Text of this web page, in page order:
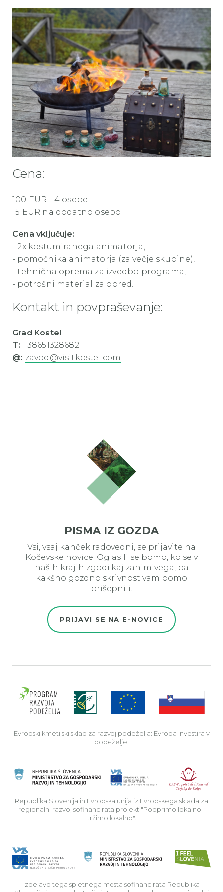
Cena:
100 EUR - 4 osebe
15 EUR na dodatno osebo
Cena vključuje:
- 2x kostumiranega animatorja,
- pomočnika animatorja (za večje skupine),
- tehnična oprema za izvedbo programa,
- potrošni material za obred.
Kontakt in povpraševanje:
Grad Kostel
T: +38651328682
@: zavod@visitkostel.com
PISMA IZ GOZDA
Vsi, vsaj kanček radovedni, se prijavite na
Kočevske novice. Oglasili se bomo, ko se v
naših krajih zgodi kaj zanimivega, pa
kakšno gozdno skrivnost vam bomo
prišepnili.
PRIJAVI SE NA E-NOVICE
Evropski kmetijski sklad za razvoj podeželja: Evropa investira v
podeželje.
Republika Slovenija in Evropska unija iz Evropskega sklada za
regionalni razvoj sofinancirata projekt "Podprimo lokalno -
tržimo lokalno".
Izdelavo tega spletnega mesta sofinancirata Republika